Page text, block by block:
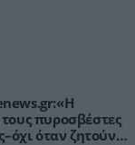
πυροσβέστες
όταν ζητούν